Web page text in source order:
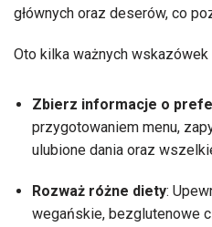
głównych oraz deserów, co
Oto kilka ważnych wskazówek
Zbierz informacje o
przygotowaniem menu,
ulubione dania oraz
Rozważ różne diety:
wegańskie, bezglutenowe